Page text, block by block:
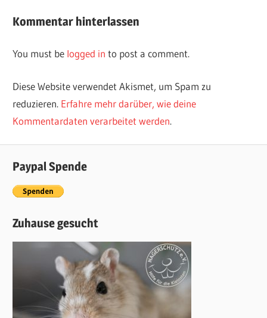
navigation
Kommentar hinterlassen
You must be logged in to post a comment.
Diese Website verwendet Akismet, um Spam zu
reduzieren. Erfahre mehr darüber, wie deine
Kommentardaten verarbeitet werden.
Paypal Spende
Zuhause gesucht